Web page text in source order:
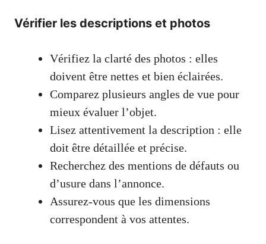
Vérifier les descriptions et photos
Vérifiez la clarté des photos : elles
doivent être nettes et bien éclairées.
Comparez plusieurs angles de vue pour
mieux évaluer l’objet.
Lisez attentivement la description : elle
doit être détaillée et précise.
Recherchez des mentions de défauts ou
d’usure dans l’annonce.
Assurez-vous que les dimensions
correspondent à vos attentes.